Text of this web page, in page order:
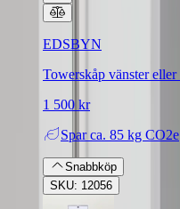
EDSBYN
Towerskåp vänster eller
1 500 kr
Spar ca. 85 kg CO2e
Snabbköp
SKU: 12056